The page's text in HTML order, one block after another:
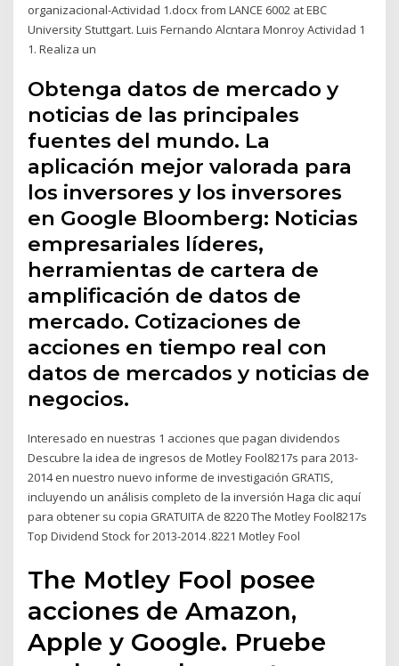
organizacional-Actividad 1.docx from LANCE 6002 at EBC
University Stuttgart. Luis Fernando Alcntara Monroy Actividad 1
1. Realiza un
Obtenga datos de mercado y
noticias de las principales
fuentes del mundo. La
aplicación mejor valorada para
los inversores y los inversores
en Google Bloomberg: Noticias
empresariales líderes,
herramientas de cartera de
amplificación de datos de
mercado. Cotizaciones de
acciones en tiempo real con
datos de mercados y noticias de
negocios.
Interesado en nuestras 1 acciones que pagan dividendos
Descubre la idea de ingresos de Motley Fool8217s para 2013-
2014 en nuestro nuevo informe de investigación GRATIS,
incluyendo un análisis completo de la inversión Haga clic aquí
para obtener su copia GRATUITA de 8220 The Motley Fool8217s
Top Dividend Stock for 2013-2014 .8221 Motley Fool
The Motley Fool posee
acciones de Amazon,
Apple y Google. Pruebe